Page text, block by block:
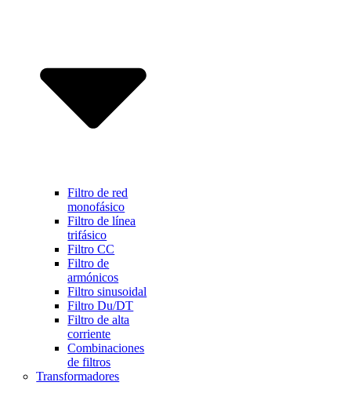
Filtro de red
monofásico
Filtro de línea
trifásico
Filtro CC
Filtro de
armónicos
Filtro sinusoidal
Filtro Du/DT
Filtro de alta
corriente
Combinaciones
de filtros
Transformadores